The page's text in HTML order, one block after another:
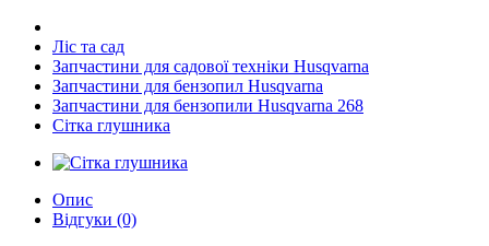
Ліс та сад
Запчастини для садової техніки Husqvarna
Запчастини для бензопил Husqvarna
Запчастини для бензопили Husqvarna 268
Сітка глушника
Опис
Відгуки (0)